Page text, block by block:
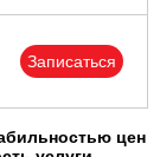
Записаться
цен